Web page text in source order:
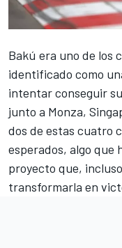
Bakú era uno de los
identificado como
intentar conseguir
junto a Monza,
dos de estas cuatro
esperados, algo que
proyecto que,
transformarla en